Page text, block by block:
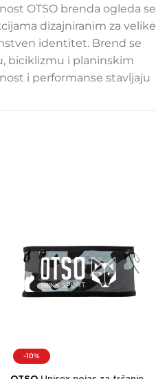
OTSO brenda ogleda se
dizajniranim za velike
identitet. Brend se
biciklizmu i planinskim
i performanse stavljaju
-10%